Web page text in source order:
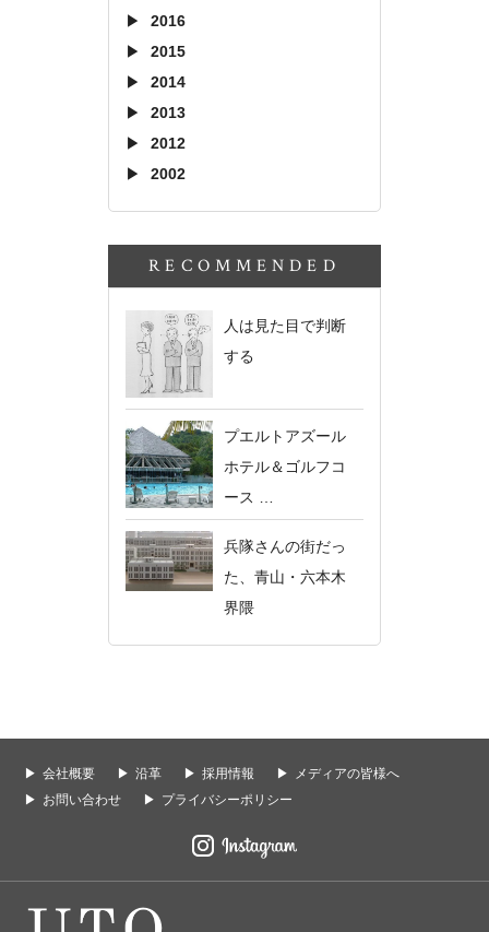
2016
2015
2014
2013
2012
2002
RECOMMENDED
人は見た目で判断
する
プエルトアズール
ホテル＆ゴルフコ
ース …
兵隊さんの街だっ
た、青山・六本木
界隈
会社概要 沿革 採用情報
メディアの皆様へ
お問い合わせ
プライバシーポリシー